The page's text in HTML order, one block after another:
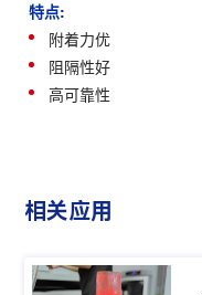
特点:
附着力优
阻隔性好
高可靠性
相关应用